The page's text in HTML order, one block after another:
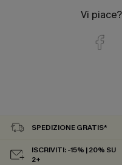
Vi
SPEDIZIONE GRATIS*
ISCRIVITI: -15% | 20% SU
2+